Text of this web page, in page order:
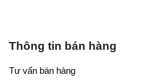
Thông tin bán hàng
Tư vấn bán hàng